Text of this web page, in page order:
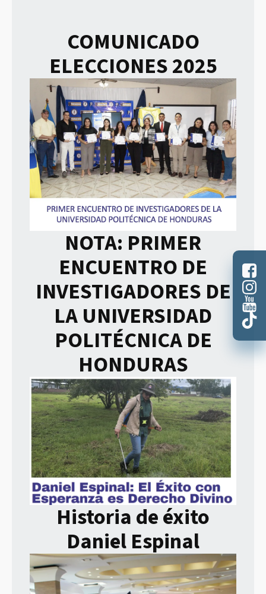
COMUNICADO
ELECCIONES 2025
NOTA: PRIMER
ENCUENTRO DE
INVESTIGADORES DE
LA UNIVERSIDAD
POLITÉCNICA DE
HONDURAS
Historia de éxito
Daniel Espinal